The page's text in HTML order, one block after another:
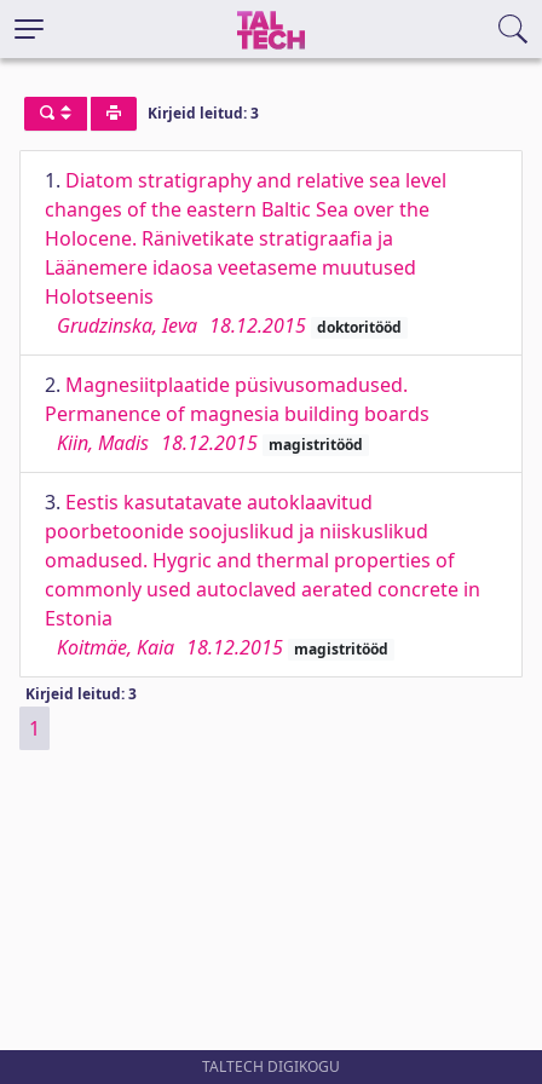
Kirjeid leitud: 3
1. Diatom stratigraphy and relative sea level
changes of the eastern Baltic Sea over the
Holocene. Ränivetikate stratigraafia ja
Läänemere idaosa veetaseme muutused
Holotseenis
Grudzinska, Ieva 18.12.2015 doktoritööd
2. Magnesiitplaatide püsivusomadused.
Permanence of magnesia building boards
Kiin, Madis 18.12.2015 magistritööd
3. Eestis kasutatavate autoklaavitud
poorbetoonide soojuslikud ja niiskuslikud
omadused. Hygric and thermal properties of
commonly used autoclaved aerated concrete in
Estonia
Koitmäe, Kaia 18.12.2015 magistritööd
Kirjeid leitud: 3
1
TALTECH DIGIKOGU